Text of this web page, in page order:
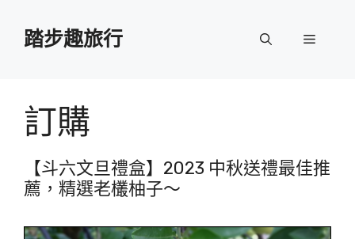
踏步趣旅行 選
訂購
【斗六文旦禮盒】2023 中秋送禮最佳推
薦，精選老欉柚子～